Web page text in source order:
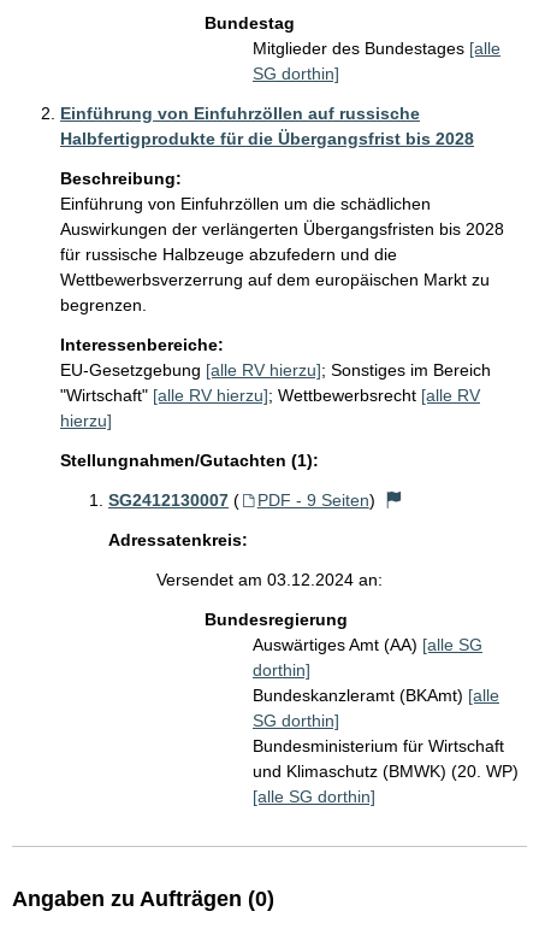
Bundestag
Mitglieder des Bundestages [alle
SG dorthin]
Einführung von Einfuhrzöllen auf russische
Halbfertigprodukte für die Übergangsfrist bis 2028
Beschreibung:
Einführung von Einfuhrzöllen um die schädlichen
Auswirkungen der verlängerten Übergangsfristen bis 2028
für russische Halbzeuge abzufedern und die
Wettbewerbsverzerrung auf dem europäischen Markt zu
begrenzen.
Interessenbereiche:
EU-Gesetzgebung [alle RV hierzu]; Sonstiges im Bereich
"Wirtschaft" [alle RV hierzu]; Wettbewerbsrecht [alle RV
hierzu]
Stellungnahmen/Gutachten (1):
SG2412130007 ( PDF - 9 Seiten)
Adressatenkreis:
Versendet am 03.12.2024 an:
Bundesregierung
Auswärtiges Amt (AA) [alle SG
dorthin]
Bundeskanzleramt (BKAmt) [alle
SG dorthin]
Bundesministerium für Wirtschaft
und Klimaschutz (BMWK) (20. WP)
[alle SG dorthin]
Angaben zu Aufträgen (0)